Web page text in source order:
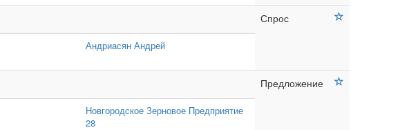
Спрос
Андриасян Андрей
Предложение
Новгородское Зерновое Предприятие
28